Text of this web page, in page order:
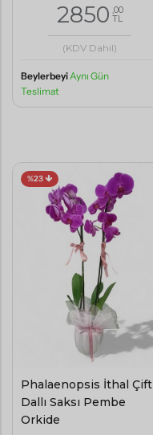
2850 ,00
TL
(KDV Dahil)
BeylerbeyiAynı Gün
Teslimat
%23
Phalaenopsis İthal Çift
Dallı Saksı Pembe
Orkide